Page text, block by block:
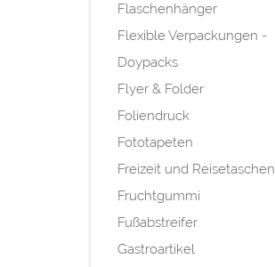
Flaschenhänger
Flexible Verpackungen -
Doypacks
Flyer & Folder
Foliendruck
Fototapeten
Freizeit und Reisetaschen
Fruchtgummi
Fußabstreifer
Gastroartikel